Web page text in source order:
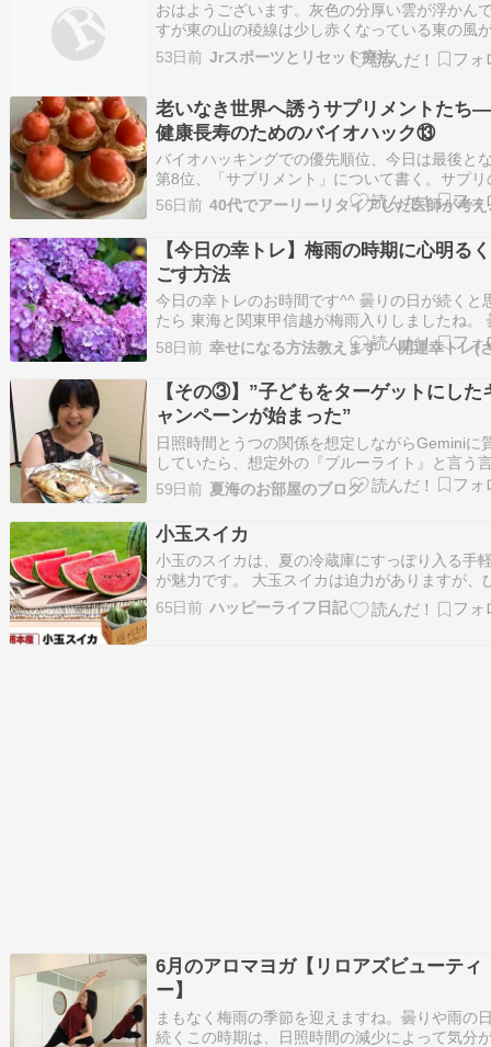
おはようございます。灰色の分厚い雲が浮かん
すが東の山の稜線は少し赤くなっている東の風
く田川の朝です。施術所の温度計は２５．８℃
４９％を示しています。 今日の天気予報は一日
や高い湿度によって自律神経が乱れやすく、頭
53日前 Jrスポーツとリセット療法
老いなき世界へ誘うサプリメントた
健康長寿のためのバイオハック⑬
バイオハッキングでの優先順位、今日は最後と
第8位、「サプリメント」について書く。サプリ
用は実行しやすいので、バイオハッカーとして
ひ押さえておいてほしいが、決して健康長寿の
ではない。ここまで紹介してきた、より優先順
高い問題、たとえば運動不足、睡眠不足、飲酒
多、…
56日前 40代
【今日の幸トレ】梅雨の時期に心明る
ごす方法
今日の幸トレのお時間です^^ 曇りの日が続くと
たら 東海と関東甲信越が梅雨入りしましたね。
や雨で薄暗いと気持ちも沈みがちになります
冬、特に日照時間の少ない北欧では鬱っぽくな
が多いように、 季節性うつといって気象に左右
るのはある意味仕方がないけれど で…
58日前
【その③】”子どもをターゲットにした
ャンペーンが始まった”
日照時間とうつの関係を想定しながらGeminiに
していたら、想定外の『ブルーライト』と言う
が出てきたので、思わぬ寄り道をしてしまいま
た。好奇心旺盛＆雑学大好物の夏海は健在です
で、太陽光線は悪だ！日傘で防御しろ！日焼け
を塗れ！もちろん男も女もだ！子どもだって例
じ…
59日前 夏海のお部屋のブログ
小玉スイカ
小玉のスイカは、夏の冷蔵庫にすっぽり入る手
が魅力です。 大玉スイカは迫力がありますが、
り暮らしや少人数の家庭では食べ切るまでが大
す。 その点、小玉なら丸ごと冷やしやすく、食
65日前 ハッピーライフ日記
6月のアロマヨガ【リロアズビューティ
ー】
まもなく梅雨の季節を迎えますね。曇りや雨の
続くこの時期は、日照時間の減少によって気分